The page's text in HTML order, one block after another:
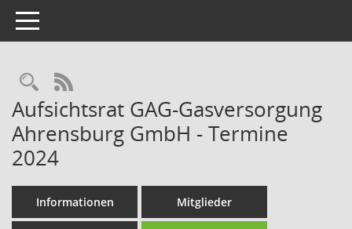
Toggle navigation
Rechercheauswahl
RSS-Feed
Aufsichtsrat GAG-Gasversorgung
Ahrensburg GmbH - Termine
2024
Informationen Mitglieder